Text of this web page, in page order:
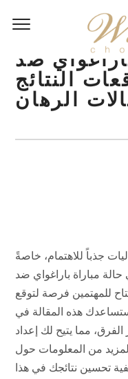
ضد
النتائج
الرهان
جذباً للاهتمام، خاصةً
حالة مباراة باراغواي ضد
كأس العالم 2026، ستتاح للمهتمين فرصة لتوقع
ستساعدك هذه المقالة في
مما يتيح لك إعداد
من المعلومات حول
تحسين نتائجك في هذا